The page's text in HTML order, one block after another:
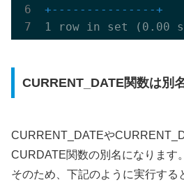
+---------------+
CURRENT_DATE関数は別
CURRENT_DATEや
CURDATE関数の別名になります。
そのため、下記のように実行する